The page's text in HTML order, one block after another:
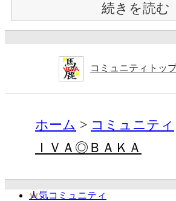
続きを読む
コミュニティトッ
ホーム コミュニティ
ＩＶＡ◎ＢＡＫＡ
人気コミュニティ